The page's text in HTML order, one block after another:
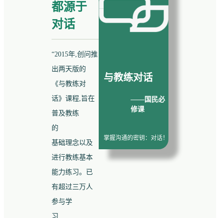
都源于
对话
“2015年,创问推
出两天版的
《与教练对
话》课程,旨在
普及教练
的
基础理念以及
进行教练基本
能力练习。已
有超过三万人
参与学
习
与教练对话
——国民必
修课
掌握沟通的密钥：对话！